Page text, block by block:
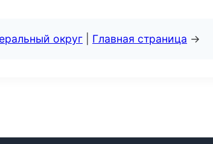
округ Главная страница →